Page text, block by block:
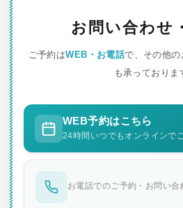
お問い合わせ
ご予約はWEB・お電話で、その他
も承っておりま
WEB予約はこちら
24時間いつでもオンラインで
お電話でのご予約・お問い合